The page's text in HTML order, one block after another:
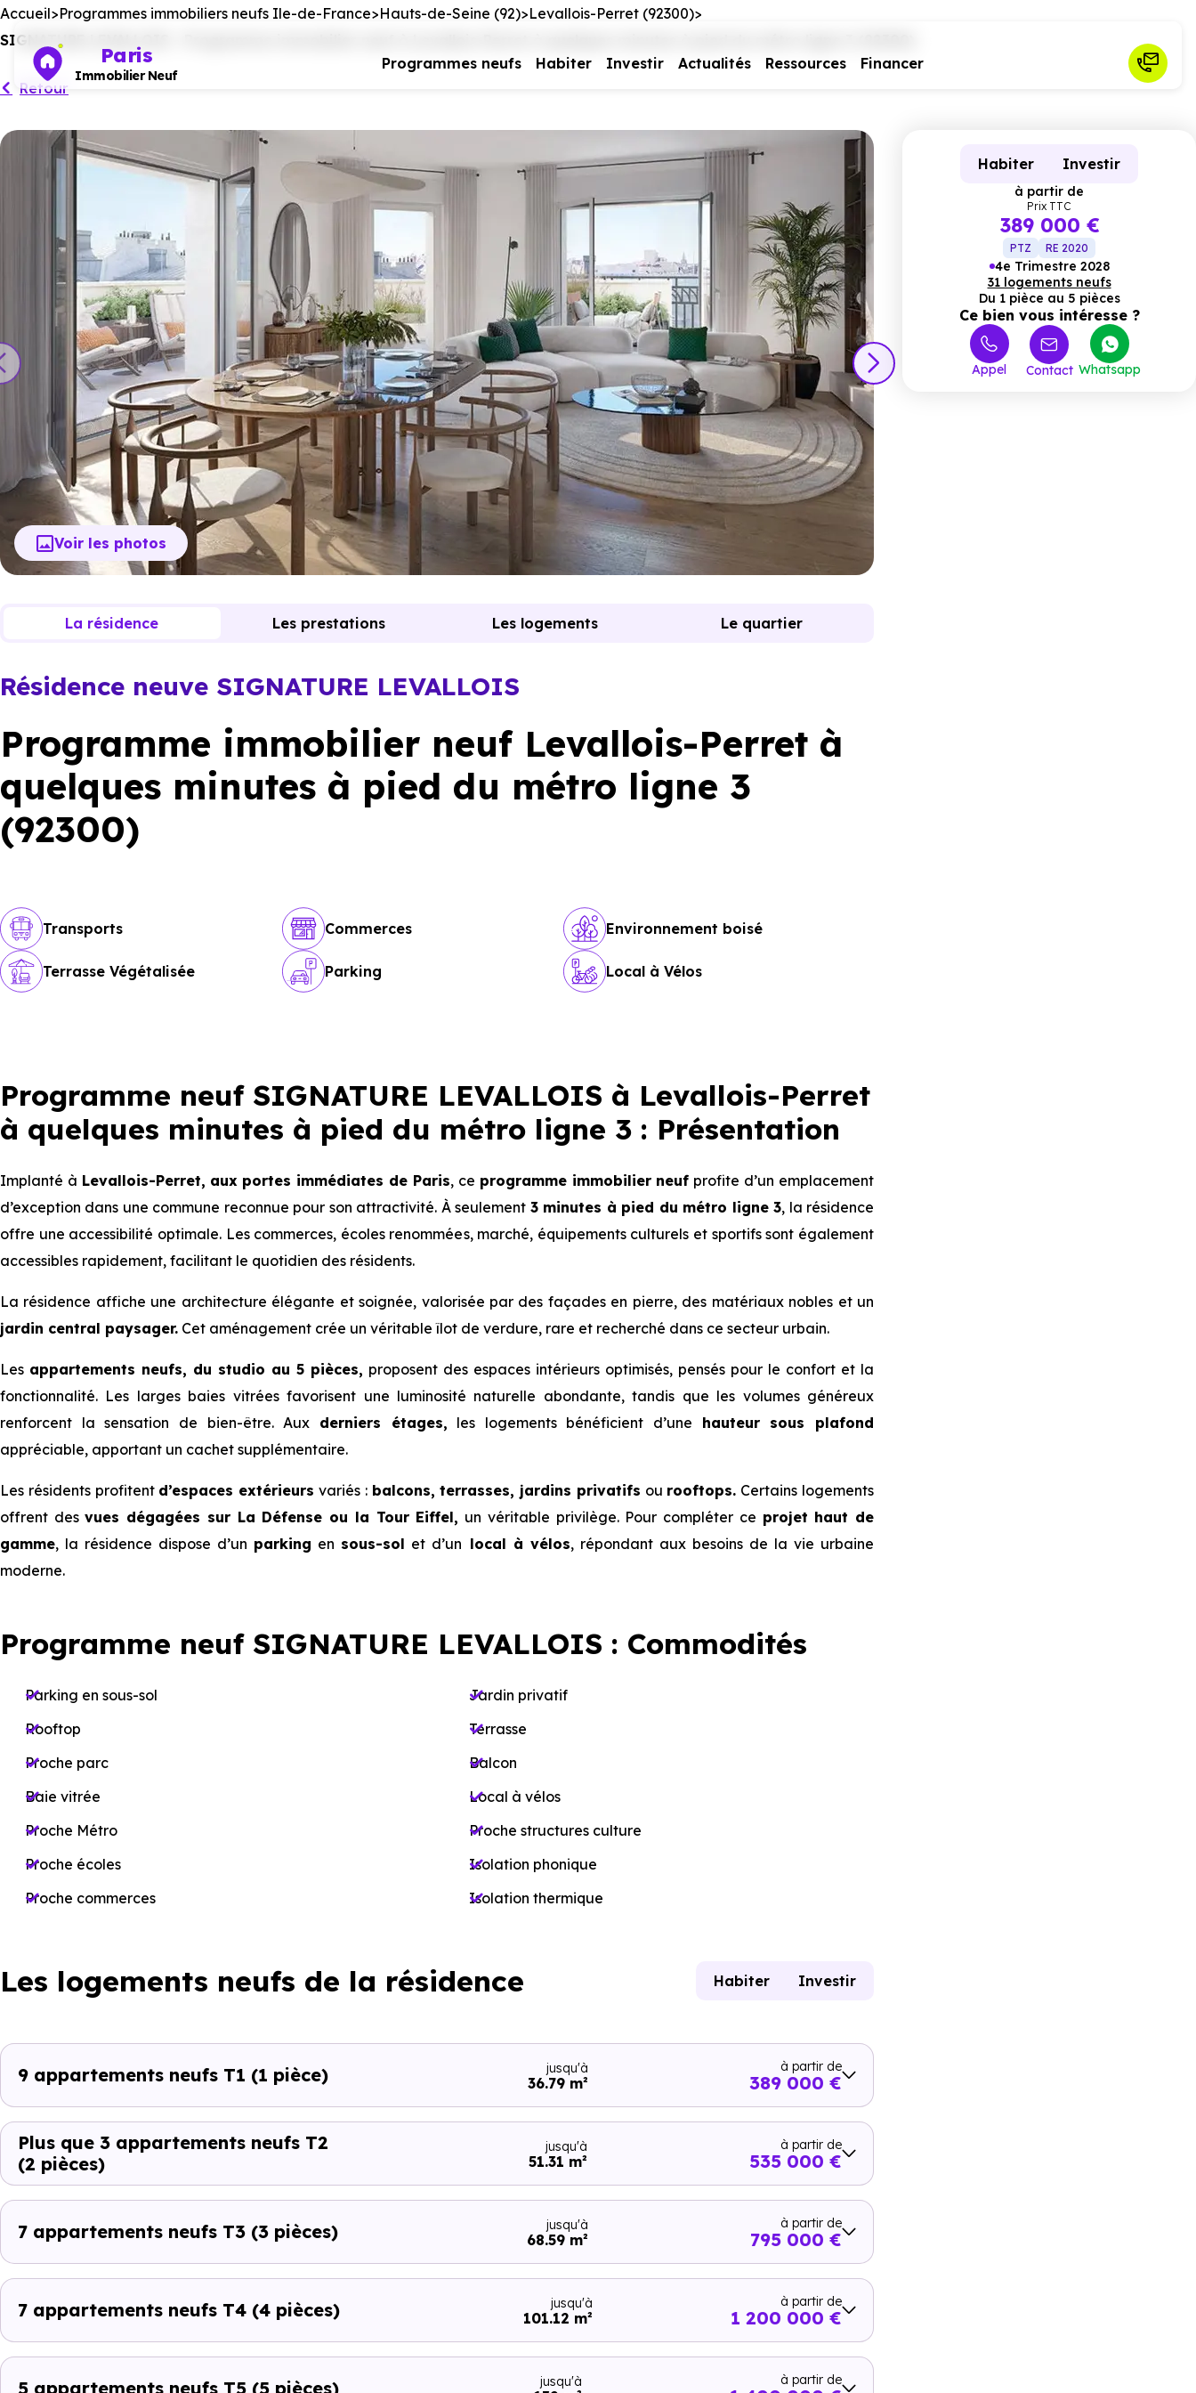
Paris
Immobilier Neuf
Programmes neufs Habiter Investir Actualités Ressources Financer
Accueil Programmes immobiliers neufs Ile-de-France Hauts-de-Seine (92) Levallois-Perret (92300)
SIGNATURE LEVALLOIS - Programme immobilier neuf à Levallois-Perret à quelques minutes à pied du métro ligne 3 (92300)
Retour
Voir les photos
Résidence neuve SIGNATURE LEVALLOIS
Programme immobilier neuf Levallois-Perret à
quelques minutes à pied du métro ligne 3
(92300)
Transports Commerces Environnement boisé
Terrasse Végétalisée Parking Local à Vélos
Habiter Investir
à partir de
Prix TTC
389 000 €
PTZ RE 2020
4e Trimestre 2028
31 logements neufs
Du 1 pièce au 5 pièces
Ce bien vous intéresse ?
Appel Contact Whatsapp
La résidence Les prestations Les logements Le quartier
Programme neuf SIGNATURE LEVALLOIS à Levallois-Perret
à quelques minutes à pied du métro ligne 3 : Présentation
Implanté à Levallois-Perret, aux portes immédiates de Paris, ce programme immobilier neuf profite d’un emplacement
d’exception dans une commune reconnue pour son attractivité. À seulement 3 minutes à pied du métro ligne 3, la résidence
offre une accessibilité optimale. Les commerces, écoles renommées, marché, équipements culturels et sportifs sont également
accessibles rapidement, facilitant le quotidien des résidents.
La résidence affiche une architecture élégante et soignée, valorisée par des façades en pierre, des matériaux nobles et un
jardin central paysager. Cet aménagement crée un véritable îlot de verdure, rare et recherché dans ce secteur urbain.
Les appartements neufs, du studio au 5 pièces, proposent des espaces intérieurs optimisés, pensés pour le confort et la
fonctionnalité. Les larges baies vitrées favorisent une luminosité naturelle abondante, tandis que les volumes généreux
renforcent la sensation de bien-être. Aux derniers étages, les logements bénéficient d’une hauteur sous plafond
appréciable, apportant un cachet supplémentaire.
Les résidents profitent d’espaces extérieurs variés : balcons, terrasses, jardins privatifs ou rooftops. Certains logements
offrent desvues dégagées sur La Défense ou la Tour Eiffel, un véritable privilège. Pour compléter ce projet haut de
gamme, la résidence dispose d’un parking en sous-sol et d’un local à vélos, répondant aux besoins de la vie urbaine
moderne.
Programme neuf SIGNATURE LEVALLOIS : Commodités
Parking en sous-sol
Rooftop
Proche parc
Baie vitrée
Proche Métro
Proche écoles
Proche commerces
Jardin privatif
Terrasse
Balcon
Local à vélos
Proche structures culture
Isolation phonique
Isolation thermique
Les logements neufs de la résidence Habiter Investir
9 appartements neufs T1 (1 pièce) jusqu'à
36.79 m²
à partir de
389 000 €
Plus que 3 appartements neufs T2
(2 pièces)
jusqu'à
51.31 m²
à partir de
535 000 €
7 appartements neufs T3 (3 pièces) jusqu'à
68.59 m²
à partir de
795 000 €
7 appartements neufs T4 (4 pièces) jusqu'à
101.12 m²
à partir de
1 200 000 €
5 appartements neufs T5 (5 pièces) jusqu'à à partir de